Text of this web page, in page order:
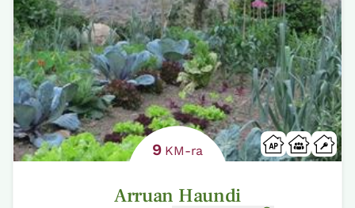
9KM-ra
Arruan Haundi